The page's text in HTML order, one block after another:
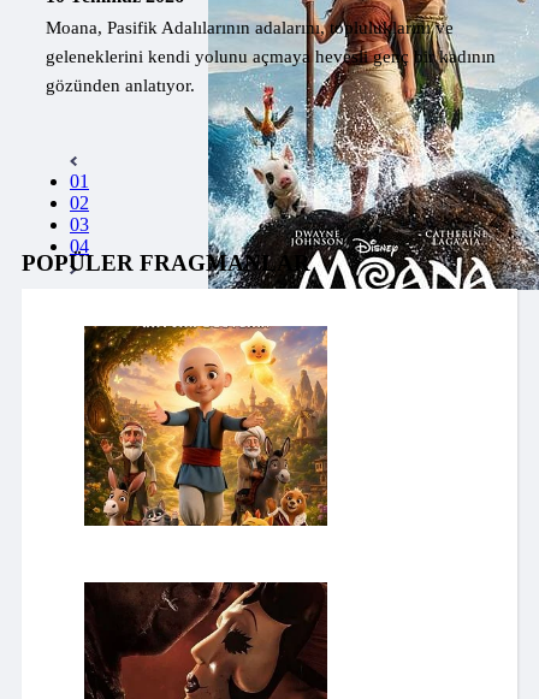
Moana, Pasifik Adalılarının adalarını, topluluklarını ve
geleneklerini kendi yolunu açmaya hevesli genç bir kadının
gözünden anlatıyor.
01
02
03
04
POPÜLER FRAGMANLAR